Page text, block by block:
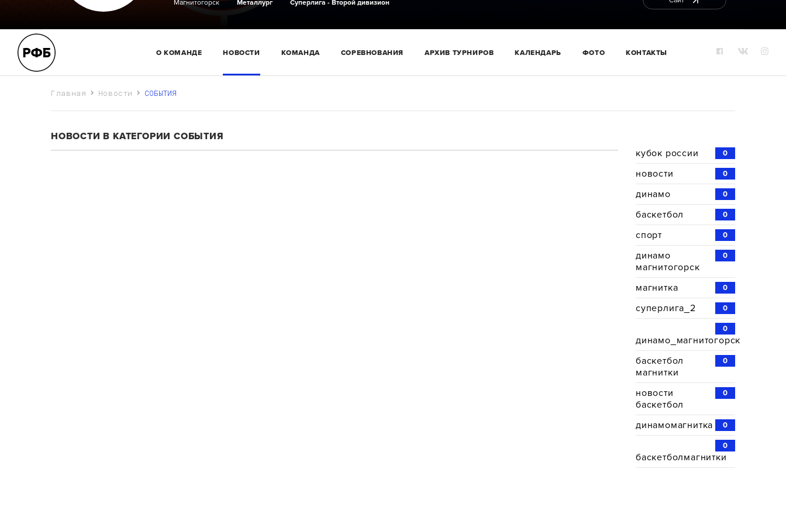
Магнитогорск
Металлург
Суперлига - Второй дивизион
О КОМАНДЕ НОВОСТИ КОМАНДА СОРЕВНОВАНИЯ АРХИВ ТУРНИРОВ КАЛЕНДАРЬ ФОТО КОНТАКТЫ
Главная Новости СОБЫТИЯ
НОВОСТИ В КАТЕГОРИИ СОБЫТИЯ
0
кубок россии
0
новости
0
динамо
0
баскетбол
0
спорт
0
динамо
магнитогорск
0
магнитка
0
суперлига_2
0
динамо_магнитогорск
0
баскетбол
магнитки
0
новости
баскетбол
0
динамомагнитка
0
баскетболмагнитки